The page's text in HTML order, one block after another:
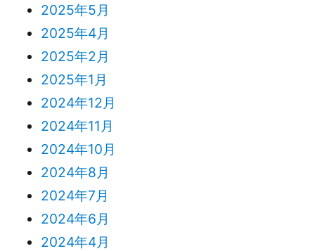
2025年5月
2025年4月
2025年2月
2025年1月
2024年12月
2024年11月
2024年10月
2024年8月
2024年7月
2024年6月
2024年4月